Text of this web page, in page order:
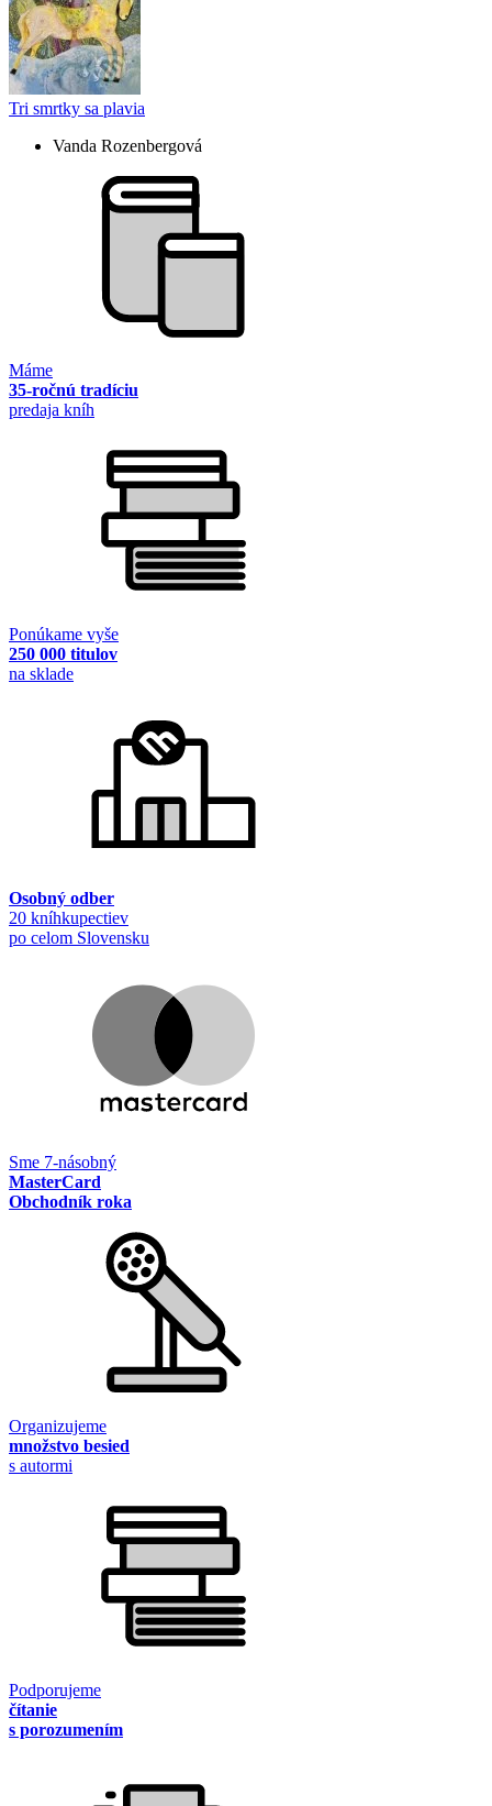
Tri smrtky sa plavia
Vanda Rozenbergová
Máme
35-ročnú tradíciu
predaja kníh
Ponúkame vyše
250 000 titulov
na sklade
Osobný odber
20 kníhkupectiev
po celom Slovensku
Sme 7-násobný
MasterCard
Obchodník roka
Organizujeme
množstvo besied
s autormi
Podporujeme
čítanie
s porozumením